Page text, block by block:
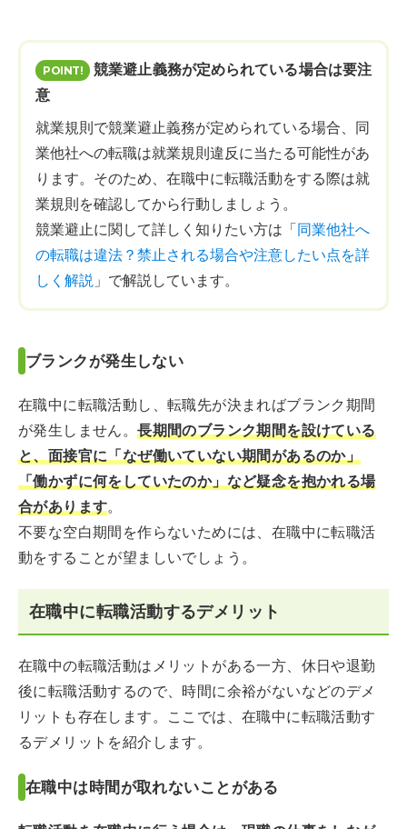
競業避止義務が定められている場合は要注
意
就業規則で競業避止義務が定められている場合、同
業他社への転職は就業規則違反に当たる可能性があ
ります。そのため、在職中に転職活動をする際は就
業規則を確認してから行動しましょう。
競業避止に関して詳しく知りたい方は「同業他社へ
の転職は違法？禁止される場合や注意したい点を詳
しく解説 」で解説しています。
ブランクが発生しない
在職中に転職活動し、転職先が決まればブランク期間
が発生しません。長期間のブランク期間を設けている
と、面接官に「なぜ働いていない期間があるのか」
「働かずに何をしていたのか」など疑念を抱かれる場
合があります。
不要な空白期間を作らないためには、在職中に転職活
動をすることが望ましいでしょう。
在職中に転職活動するデメリット
在職中の転職活動はメリットがある一方、休日や退勤
後に転職活動するので、時間に余裕がないなどのデメ
リットも存在します。ここでは、在職中に転職活動す
るデメリットを紹介します。
在職中は時間が取れないことがある